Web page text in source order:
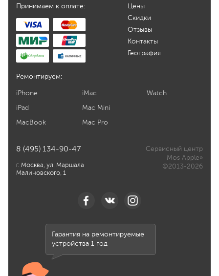
Принимаем к оплате:
Цены
Скидки
Отзывы
Контакты
География
Ремонтируем:
iPhone
iPad
MacBook
iMac
Mac Mini
Mac Pro
Watch
8 (495) 134-90-47
г. Москва, ул. Маршала
Малиновского, 1
Сервисный центр
Mos Apple»
©2013-2026
Гарантия на ремонтируемые
устройства 1 год